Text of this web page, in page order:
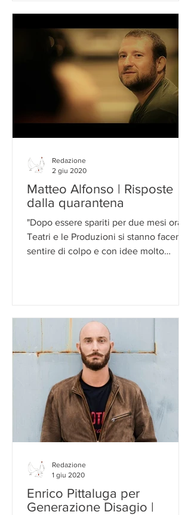
Matteo Alfonso | Risposte
dalla quarantena
"Dopo essere spariti per due mesi ora i
Teatri e le Produzioni si stanno facendo
sentire di colpo e con idee molto
Redazione
2 giu 2020
Enrico Pittaluga per
Generazione Disagio |
Redazione
1 giu 2020